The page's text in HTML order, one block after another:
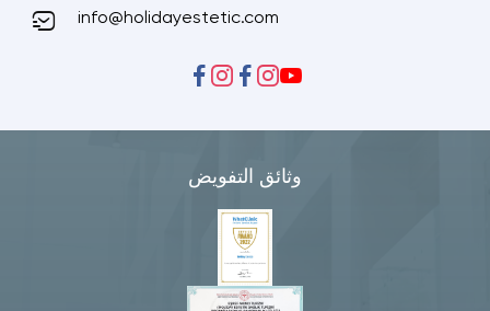
info@holidayestetic.com
وثائق التفويض